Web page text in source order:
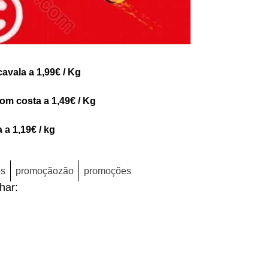
a 1,99€ / Kg
costa a 1,49€ / Kg
a 1,19€ / kg
promoçãozão promoções